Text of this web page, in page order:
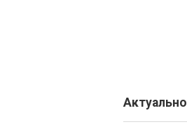
Актуально